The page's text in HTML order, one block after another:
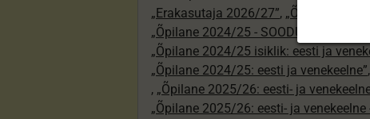
„Erakasutaja 2026/27”, „Õpilane 2024/
„Õpilane 2024/25 - SOODUSHIND!”
„Õpilane 2024/25 isiklik: eesti ja
„Õpilane 2024/25: eesti ja venekeelne”,
, „Õpilane 2025/26: eesti- ja
„Õpilane 2025/26: eesti- ja venekeelne